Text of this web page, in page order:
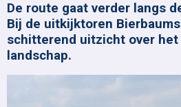
De route gaat verder langs
Bij de uitkijktoren
schitterend uitzicht over het
landschap.